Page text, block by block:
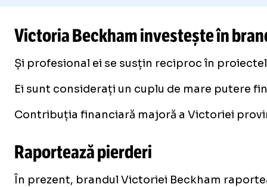
Victoria Beckham investește în
Și profesional ei se susțin reciproc în
Ei sunt considerați un cuplu de mare putere
Contribuția financiară majoră a Victoriei
Raportează pierderi
În prezent, brandul Victoriei Beckham
Foto1/ 7:imago800570538.jpg